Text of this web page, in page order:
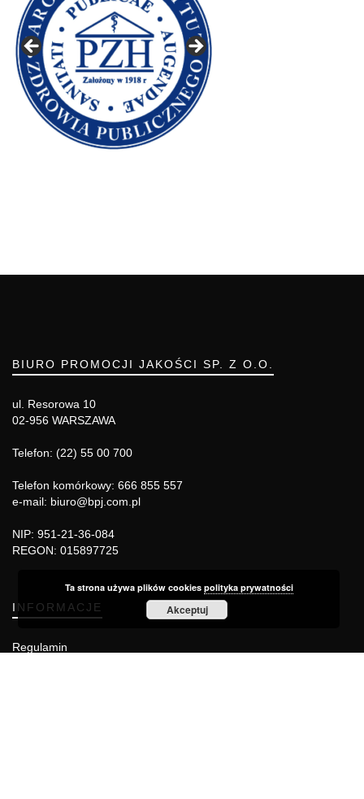
BIURO PROMOCJI JAKOŚCI SP. Z O.O.
ul. Resorowa 10
02-956 WARSZAWA
Telefon: (22) 55 00 700
Telefon komórkowy: 666 855 557
e-mail: biuro@bpj.com.pl
NIP: 951-21-36-084
REGON: 015897725
INFORMACJE
Regulamin
Ta strona używa plików cookies polityka prywatności
Akceptuj